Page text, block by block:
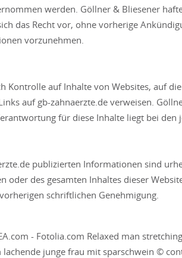
werden. Göllner & Bliesener
das Recht vor, ohne vorherige
vorzunehmen.
Kontrolle auf Inhalte von Websites, auf
auf gb-zahnaerzte.de verweisen.
für diese Inhalte liegt bei den
publizierten Informationen sind
oder des gesamten Inhaltes dieser
schriftlichen Genehmigung.
- Fotolia.com Relaxed man
junge frau mit sparschwein ©